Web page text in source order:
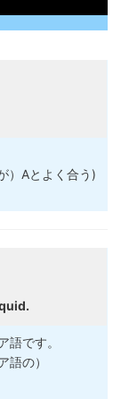
）Aとよく合う)
語です。
の）